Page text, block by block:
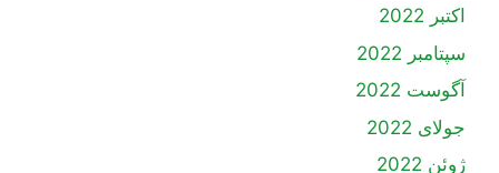
اکتبر 2022
سپتامبر 2022
آگوست 2022
جولای 2022
ژوئن 2022